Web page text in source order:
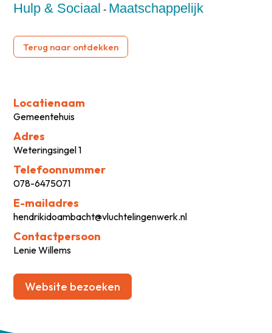
Hulp & Sociaal - Maatschappelijk
Terug naar ontdekken
Locatienaam
Gemeentehuis
Adres
Weteringsingel 1
Telefoonnummer
078-6475071
E-mailadres
hendrikidoambacht@vluchtelingenwerk.nl
Contactpersoon
Lenie Willems
Website bezoeken